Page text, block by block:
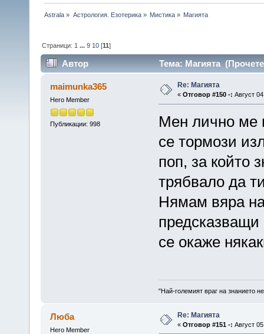
Astrala » Астрология. Езотерика» Мистика» Магията
Страници: 1 ...9 10 [11]
Автор Тема: Магията
maimunka365
Hero Member
Публикации: 998
Re: Магията
« Отговор #150 -: Август
Мен лично ме
се тормози
поп, за който
трябвало да
Нямам вяра на
се окаже
"Най-големият враг на знанието
Люба
Hero Member
Re: Магията
« Отговор #151 -: Август